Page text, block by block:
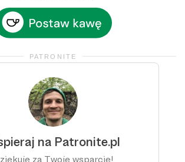
PATRONITE